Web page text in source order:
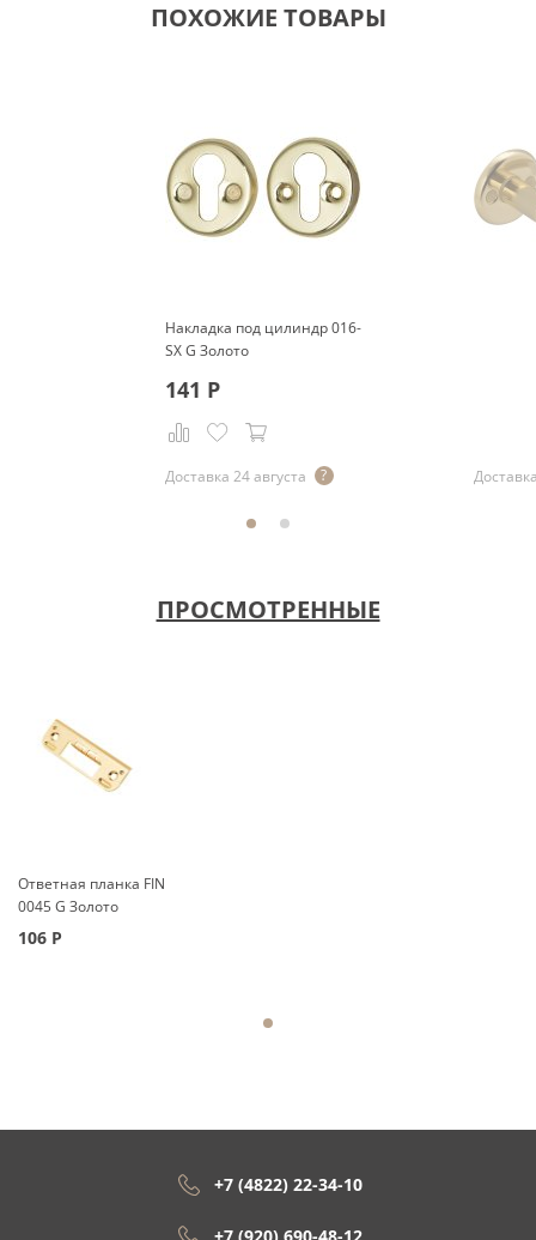
ПОХОЖИЕ ТОВАРЫ
Накладка под цилиндр 016-
SX G Золото
141 Р
Доставка 24 августа
ПРОСМОТРЕННЫЕ
Ответная планка FIN
0045 G Золото
106 Р
+7 (4822) 22-34-10